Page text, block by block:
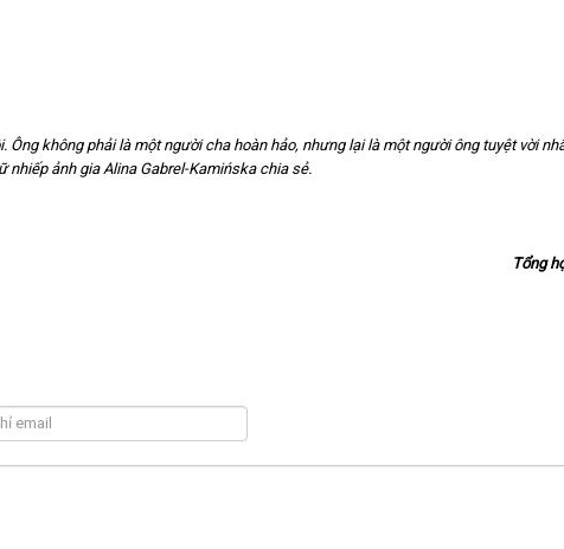
Ông không phải là một người cha hoàn hảo, nhưng lại là một người ông tuyệt vời
nhiếp ảnh gia Alina Gabrel-Kamińska chia sẻ.
Tổng